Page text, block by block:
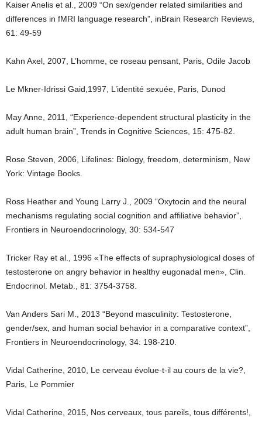
Kaiser Anelis et al., 2009 “On sex/gender related similarities and
differences in fMRI language research”, inBrain Research Reviews,
61: 49-59
Kahn Axel, 2007, L’homme, ce roseau pensant, Paris, Odile Jacob
Le Mkner-Idrissi Gaid,1997, L’identité sexuée, Paris, Dunod
May Anne, 2011, “Experience-dependent structural plasticity in the
adult human brain”, Trends in Cognitive Sciences, 15: 475-82.
Rose Steven, 2006, Lifelines: Biology, freedom, determinism, New
York: Vintage Books.
Ross Heather and Young Larry J., 2009 “Oxytocin and the neural
mechanisms regulating social cognition and affiliative behavior”,
Frontiers in Neuroendocrinology, 30: 534-547
Tricker Ray et al., 1996 «The effects of supraphysiological doses of
testosterone on angry behavior in healthy eugonadal men», Clin.
Endocrinol. Metab., 81: 3754-3758.
Van Anders Sari M., 2013 “Beyond masculinity: Testosterone,
gender/sex, and human social behavior in a comparative context”,
Frontiers in Neuroendocrinology, 34: 198-210.
Vidal Catherine, 2010, Le cerveau évolue-t-il au cours de la vie?,
Paris, Le Pommier
Vidal Catherine, 2015, Nos cerveaux, tous pareils, tous différents!,